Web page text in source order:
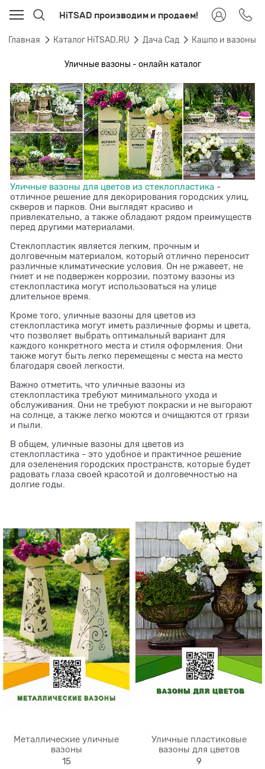
HiTSAD производим и продаем!
Главная Каталог HiTSAD.RU Дача Сад Кашпо и вазоны
Уличные вазоны - онлайн каталог
Уличные вазоны для цветов из стеклопластика -
отличное решение для декорирования городских улиц,
скверов и парков. Они выглядят красиво и
привлекательно, а также обладают рядом преимуществ
перед другими материалами.
Стеклопластик является легким, прочным и
долговечным материалом, который отлично переносит
различные климатические условия. Он не ржавеет, не
гниет и не подвержен коррозии, поэтому вазоны из
стеклопластика могут использоваться на улице
длительное время.
Кроме того, уличные вазоны для цветов из
стеклопластика могут иметь различные формы и цвета,
что позволяет выбрать оптимальный вариант для
каждого конкретного места и стиля оформления. Они
также могут быть легко перемещены с места на место
благодаря своей легкости.
Важно отметить, что уличные вазоны из
стеклопластика требуют минимального ухода и
обслуживания. Они не требуют покраски и не выгорают
на солнце, а также легко моются и очищаются от грязи
и пыли.
В общем, уличные вазоны для цветов из
стеклопластика - это удобное и практичное решение
для озеленения городских пространств, которые будет
радовать глаза своей красотой и долговечностью на
долгие годы.
Металлические уличные
вазоны
15
Уличные пластиковые
вазоны для цветов
9